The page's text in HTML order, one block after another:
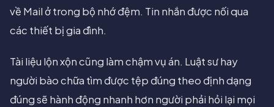
về Mail ở trong bộ nhớ đệm. Tin nhắn được nối qua
các thiết bị gia đình.
Tài liệu lộn xộn cũng làm chậm vụ án. Luật sư hay
người bào chữa tìm được tệp đúng theo định dạng
đúng sẽ hành động nhanh hơn người phải hỏi lại mọi